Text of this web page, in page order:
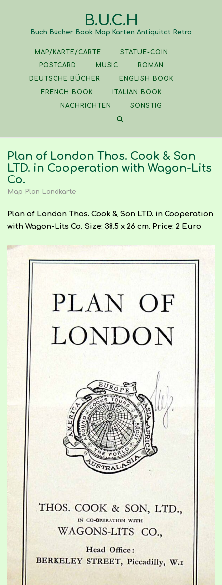
B.U.C.H
Buch Bücher Book Map Karten Antiquität Retro
MAP/KARTE/CARTE
STATUE-COIN
POSTCARD
MUSIC
ROMAN
DEUTSCHE BÜCHER
ENGLISH BOOK
FRENCH BOOK
ITALIAN BOOK
NACHRICHTEN
SONSTIG
Plan of London Thos. Cook & Son
LTD. in Cooperation with Wagon-Lits
Co.
Map Plan Landkarte
Plan of London Thos. Cook & Son LTD. in Cooperation
with Wagon-Lits Co. Size: 38.5 x 26 cm. Price: 2 Euro